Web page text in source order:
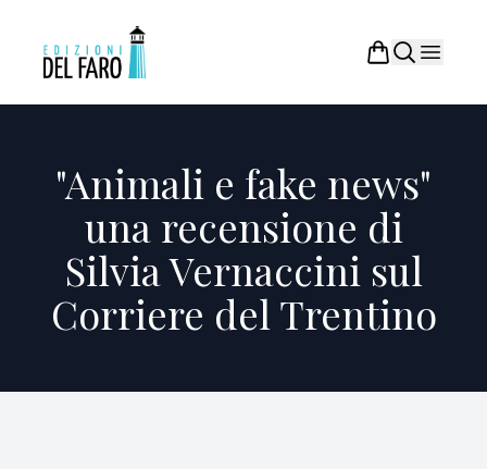
"Animali e fake news"
una recensione di
Silvia Vernaccini sul
Corriere del Trentino